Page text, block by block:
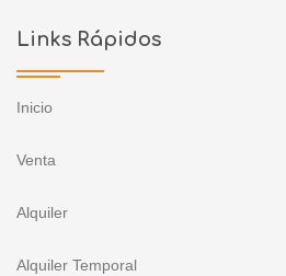
Links Rápidos
Inicio
Venta
Alquiler
Alquiler Temporal